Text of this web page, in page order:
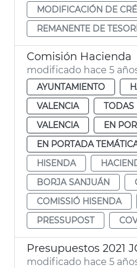
MODIFICACIÓN DE
REMANENTE DE
Comisión Hacienda
modificado hace 5
AYUNTAMIENTO
VALENCIA
TODAS
VALENCIA
EN
EN PORTADA
HISENDA
BORJA SANJUÁN
COMISSIÓ HISENDA
PRESSUPOST
Presupuestos 2021
modificado hace 5